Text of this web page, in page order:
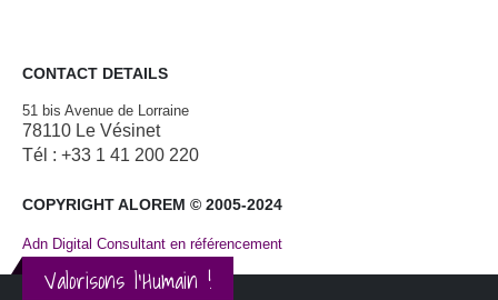
CONTACT DETAILS
51 bis Avenue de Lorraine
78110 Le Vésinet
Tél : +33 1 41 200 220
COPYRIGHT ALOREM © 2005-2024
Adn Digital Consultant en référencement
Valorisons l'Humain !